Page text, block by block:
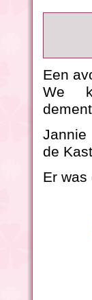
Een
We
de
Er